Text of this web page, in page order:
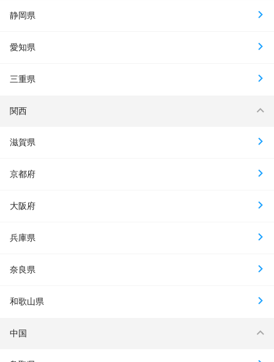
静岡県
愛知県
三重県
関西
滋賀県
京都府
大阪府
兵庫県
奈良県
和歌山県
中国